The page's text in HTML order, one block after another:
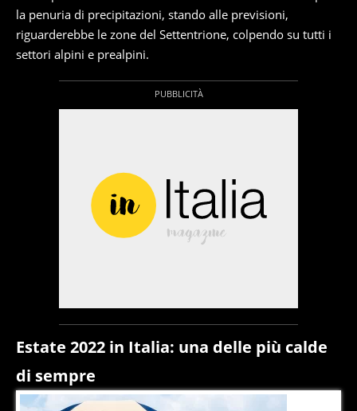
la penuria di precipitazioni, stando alle previsioni,
riguarderebbe le zone del Settentrione, colpendo su tutti i
settori alpini e prealpini.
Estate 2022 in Italia: una delle più calde
di sempre